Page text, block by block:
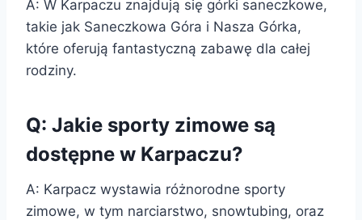
A: W Karpaczu znajdują się górki saneczkowe,
takie jak Saneczkowa Góra i Nasza Górka,
które oferują fantastyczną zabawę dla całej
rodziny.
Q: Jakie sporty zimowe są
dostępne w Karpaczu?
A: Karpacz wystawia różnorodne sporty
zimowe, w tym narciarstwo, snowtubing, oraz